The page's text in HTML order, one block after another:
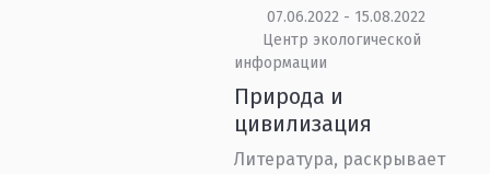
07.06.2022 - 15.08.2022
Центр экологической
информации
Природа и
цивилизация
Литература, раскрывает